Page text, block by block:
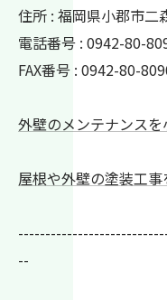
住所 : 福岡県小郡市二
電話番号 : 0942-80-
FAX番号 : 0942-80-
外壁のメンテナンスを
屋根や外壁の塗装工
--